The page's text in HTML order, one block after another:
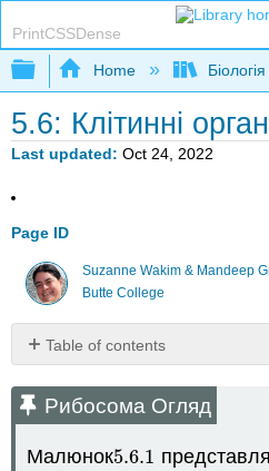
PrintCSSDense
Expand/collapse
Home Біологія
5.6: Клітинні
Last updated Oct 24, 2022
Page ID
Suzanne Wakim & Mandeep
Butte College
Table of contents
Огляд
Ядро
Мітохондрії
Рибосома Огляд
Малюнок5.6.1
5.6.1